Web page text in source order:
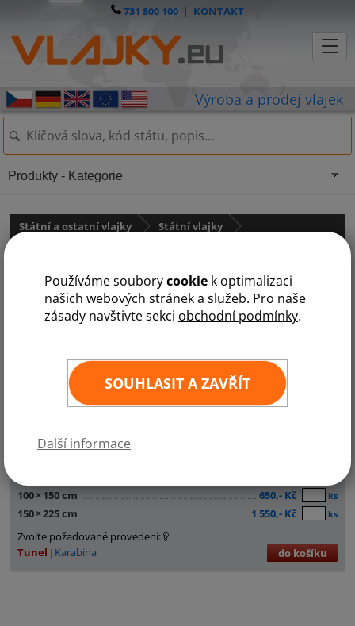
Používáme souborycookie k optimalizaci
našich webových stránek a služeb. Pro naše
zásady navštivte sekci obchodní podmínky.
SOUHLASIT A ZAVŘÍT
Další informace
731 800 100 | KONTAKT
Státní a ostatní vlajky
Státní vlajky
A B C E F G J K P S T U V
100×150 cm 650,- Kč ks
150×225 cm 1 550,- Kč ks
Zvolte požadované provedení:
Tunel
Karabina do košíku
Produkty - Kategorie